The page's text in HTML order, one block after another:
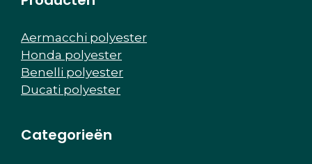
Aermacchi polyester
Honda polyester
Benelli polyester
Ducati polyester
Categorieën